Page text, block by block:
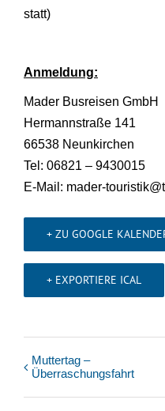
statt)
Anmeldung:
Mader Busreisen GmbH
Hermannstraße 141
66538 Neunkirchen
Tel: 06821 – 9430015
E-Mail: mader-
+ ZU GOOGLE
+ EXPORTIERE ICAL
Veranstaltung
Muttertag –
Überraschungsfahrt